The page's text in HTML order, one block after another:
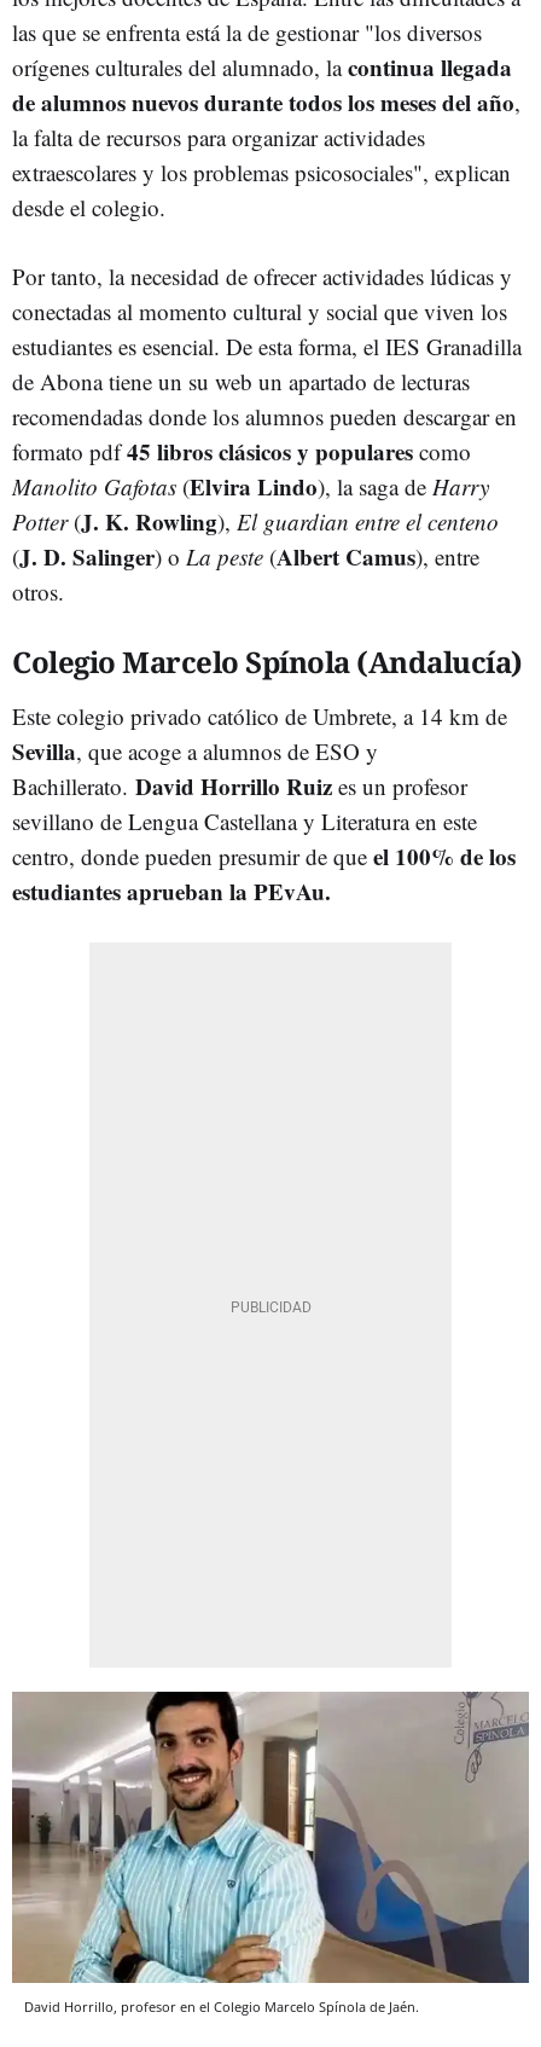
las que se enfrenta está la de gestionar "los diversos
orígenes culturales del alumnado, lacontinua llegada
de alumnos nuevos durante todos los meses del año,
la falta de recursos para organizar actividades
extraescolares y los problemas psicosociales", explican
desde el colegio.
Por tanto, la necesidad de ofrecer actividades lúdicas y
conectadas al momento cultural y social que viven los
estudiantes es esencial. De esta forma, el IES Granadilla
de Abona tiene un su web un apartado de lecturas
recomendadas donde los alumnos pueden descargar en
formato pdf45 libros clásicos y populares como
Manolito Gafotas (Elvira Lindo), la saga de Harry
Potter(J. K. Rowling), El guardian entre el centeno
(J. D. Salinger) o La peste (Albert Camus), entre
otros.
Colegio Marcelo Spínola (Andalucía)
Este colegio privado católico de Umbrete, a 14 km de
Sevilla, que acoge a alumnos de ESO y
Bachillerato. David Horrillo Ruiz es un profesor
sevillano de Lengua Castellana y Literatura en este
centro, donde pueden presumir de que el 100% de los
estudiantes aprueban la PEvAu.
David Horrillo, profesor en el Colegio Marcelo Spínola de Jaén.